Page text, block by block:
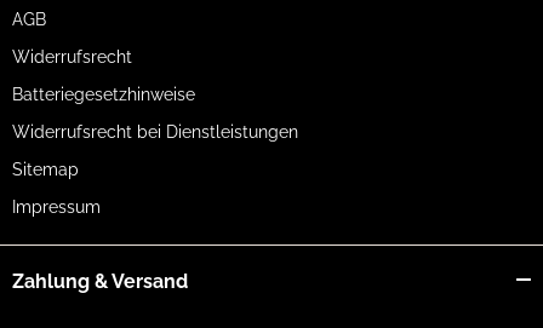
AGB
Widerrufsrecht
Batteriegesetzhinweise
Widerrufsrecht bei Dienstleistungen
Sitemap
Impressum
Zahlung & Versand